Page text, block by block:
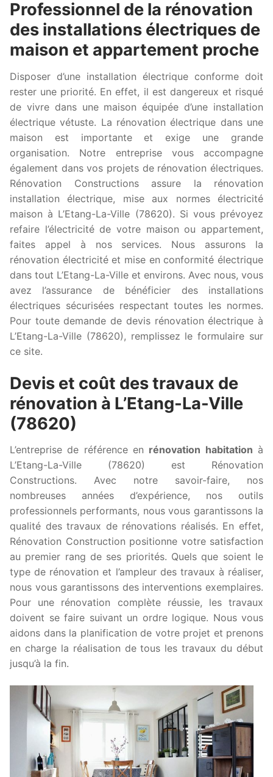
Professionnel de la rénovation
des installations électriques de
maison et appartement proche
Disposer d’une installation électrique conforme doit
rester une priorité. En effet, il est dangereux et risqué
de vivre dans une maison équipée d’une installation
électrique vétuste. La rénovation électrique dans une
maison est importante et exige une grande
organisation. Notre entreprise vous accompagne
également dans vos projets de rénovation électriques.
Rénovation Constructions assure la rénovation
installation électrique, mise aux normes électricité
maison à L’Etang-La-Ville (78620). Si vous prévoyez
refaire l’électricité de votre maison ou appartement,
faites appel à nos services. Nous assurons la
rénovation électricité et mise en conformité électrique
dans tout L’Etang-La-Ville et environs. Avec nous, vous
avez l’assurance de bénéficier des installations
électriques sécurisées respectant toutes les normes.
Pour toute demande de devis rénovation électrique à
L’Etang-La-Ville (78620), remplissez le formulaire sur
ce site.
Devis et coût des travaux de
rénovation à L’Etang-La-Ville
(78620)
L’entreprise de référence en rénovation habitation à
L’Etang-La-Ville (78620) est Rénovation
Constructions. Avec notre savoir-faire, nos
nombreuses années d’expérience, nos outils
professionnels performants, nous vous garantissons la
qualité des travaux de rénovations réalisés. En effet,
Rénovation Construction positionne votre satisfaction
au premier rang de ses priorités. Quels que soient le
type de rénovation et l’ampleur des travaux à réaliser,
nous vous garantissons des interventions exemplaires.
Pour une rénovation complète réussie, les travaux
doivent se faire suivant un ordre logique. Nous vous
aidons dans la planification de votre projet et prenons
en charge la réalisation de tous les travaux du début
jusqu’à la fin.